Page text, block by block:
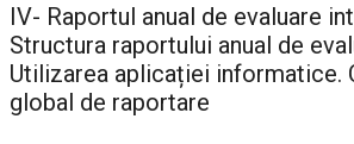
IV- Raportul anual de evaluare
Structura raportului anual de
Utilizarea aplicației informatice.
global de raportare